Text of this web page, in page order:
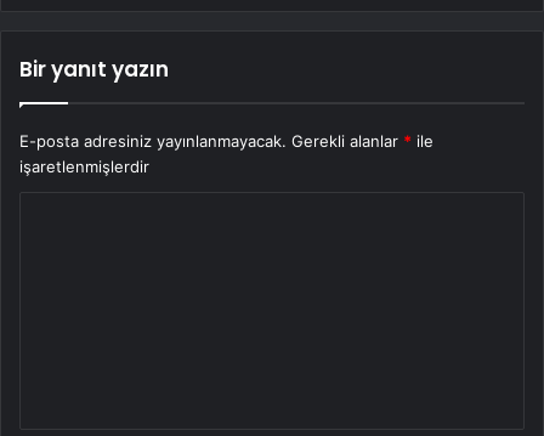
Bir yanıt yazın
E-posta adresiniz yayınlanmayacak. Gerekli alanlar * ile
işaretlenmişlerdir